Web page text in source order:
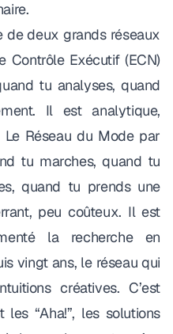
de deux grands réseaux
Contrôle Exécutif(ECN)
tu analyses, quand
Il est analytique,
Le Réseau du Mode par
tu marches, quand tu
quand tu prends une
peu coûteux. Il est
la recherche en
vingt ans, le réseau qui
créatives. C’est
“Aha!”, les solutions